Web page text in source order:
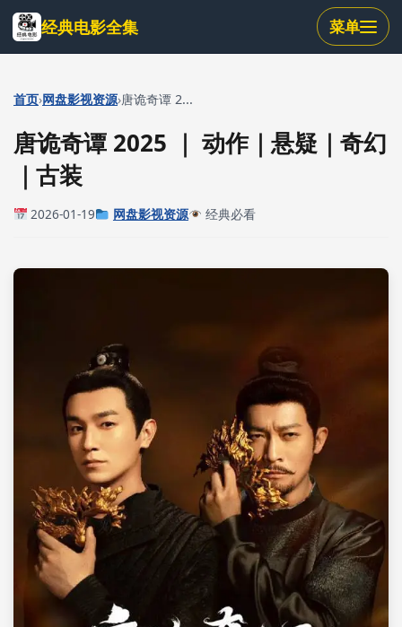
跳
到
主
内
经典电影全集 菜单
首页›网盘影视资源›唐诡奇谭 2...
唐诡奇谭 2025 ｜ 动作｜悬疑｜奇幻
｜古装
2026-01-19 网盘影视资源 经典必看